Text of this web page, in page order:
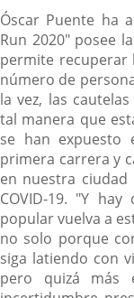
Óscar Puente ha
Run 2020" posee
permite
número de
la vez, las
tal manera que
se han expuesto
primera carrera y
en nuestra
COVID-19. "Y
popular vuelva a
no solo porque
siga latiendo con
pero quizá más